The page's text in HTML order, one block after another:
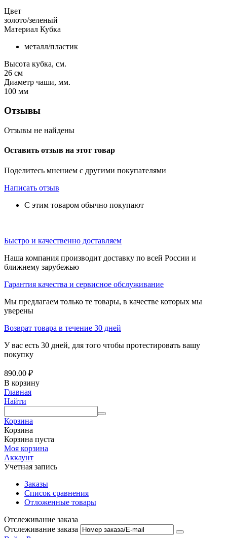
Цвет
золото/зеленый
Материал Кубка
металл/пластик
Высота кубка, см.
26 см
Диаметр чаши, мм.
100 мм
Отзывы
Отзывы не найдены
Оставить отзыв на этот товар
Поделитесь мнением с другими покупателями
Написать отзыв
С этим товаром обычно покупают
Быстро и качественно доставляем
Наша компания производит доставку по всей России и
ближнему зарубежью
Гарантия качества и сервисное обслуживание
Мы предлагаем только те товары, в качестве которых мы
уверены
Возврат товара в течение 30 дней
У вас есть 30 дней, для того чтобы протестировать вашу
покупку
890.00 ₽
В корзину
Главная
Найти
Корзина
Корзина
Корзина пуста
Моя корзина
Аккаунт
Учетная запись
Заказы
Список сравнения
Отложенные товары
Отслеживание заказа
Отслеживание заказа